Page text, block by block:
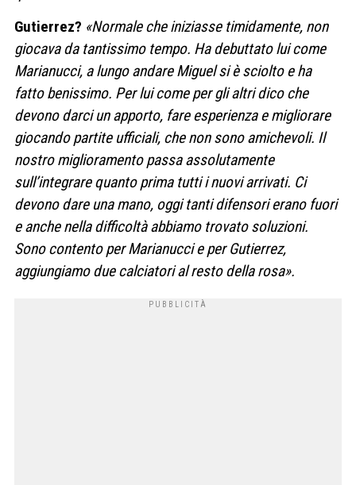
Gutierrez? «Normale che iniziasse timidamente, non
giocava da tantissimo tempo. Ha debuttato lui come
Marianucci, a lungo andare Miguel si è sciolto e ha
fatto benissimo. Per lui come per gli altri dico che
devono darci un apporto, fare esperienza e migliorare
giocando partite ufficiali, che non sono amichevoli. Il
nostro miglioramento passa assolutamente
sull’integrare quanto prima tutti i nuovi arrivati. Ci
devono dare una mano, oggi tanti difensori erano fuori
e anche nella difficoltà abbiamo trovato soluzioni.
Sono contento per Marianucci e per Gutierrez,
aggiungiamo due calciatori al resto della rosa».